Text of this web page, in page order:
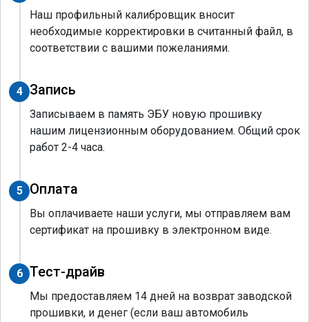
Наш профильный калибровщик вносит
необходимые корректировки в считанный файл, в
соответствии с вашими пожеланиями.
4 Запись
Записываем в память ЭБУ новую прошивку
нашим лицензионным оборудованием. Общий срок
работ 2-4 часа.
5 Оплата
Вы оплачиваете наши услуги, мы отправляем вам
сертификат на прошивку в электронном виде.
6 Тест-драйв
Мы предоставляем 14 дней на возврат заводской
прошивки, и денег (если ваш автомобиль